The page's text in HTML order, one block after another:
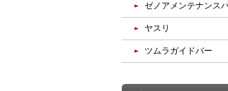
ゼノアメンテナンス
ヤスリ
ツムラガイドバー